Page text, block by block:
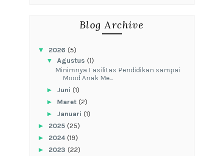
Blog Archive
▼ 2026 (5)
▼ Agustus (1)
‎Minimnya Fasilitas Pendidikan sampai
Mood Anak Me...
► Juni (1)
► Maret (2)
► Januari (1)
► 2025 (25)
► 2024(19)
► 2023 (22)